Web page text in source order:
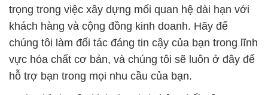
China
# Công ty chuyên thương mại ÷ bán Bột Sunphat
Magiê / Magnesium Sulphate 99% Trung Quốc
China
# Nhà thương mại ≈ cung cấp Bột Sunphat Magiê /